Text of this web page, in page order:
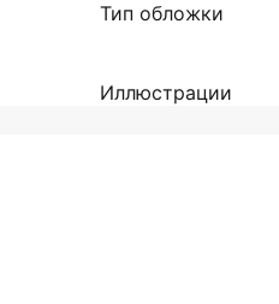
Тип обложки
Иллюстрации